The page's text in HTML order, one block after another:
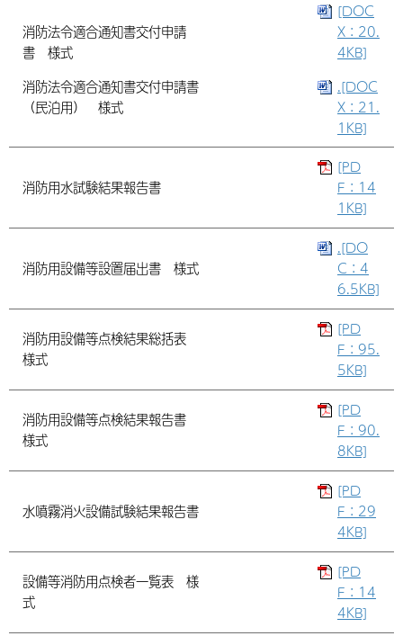
消防法令適合通知書交付申請
書 様式
消防法令適合通知書交付申請書
（民泊用） 様式
[DOC
X：20.
4KB]
.[DOC
X：21.
1KB]
消防用水試験結果報告書
[PD
F：14
1KB]
消防用設備等設置届出書 様式
.[DO
C：4
6.5KB]
消防用設備等点検結果総括表
様式
[PD
F：95.
5KB]
消防用設備等点検結果報告書
様式
[PD
F：90.
8KB]
水噴霧消火設備試験結果報告書
[PD
F：29
4KB]
設備等消防用点検者一覧表 様
式
[PD
F：14
4KB]